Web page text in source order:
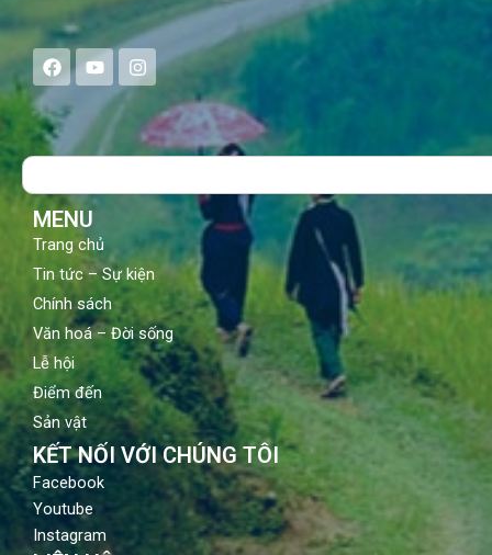
F
a
e
b
o
Y
o
t
b
I
n
s
a
g
Search
MENU
Trang chủ
Tin tức – Sự kiện
Chính sách
Văn hoá – Đời sống
Lễ hội
Điểm đến
Sản vật
KẾT NỐI VỚI CHÚNG TÔI
Facebook
Youtube
Instagram